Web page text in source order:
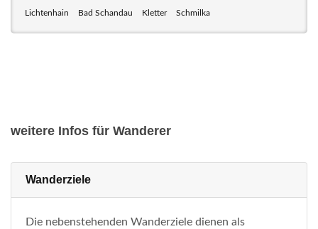
Lichtenhain Bad Schandau Kletter Schmilka
weitere Infos für Wanderer
Wanderziele
Die nebenstehenden Wanderziele dienen als